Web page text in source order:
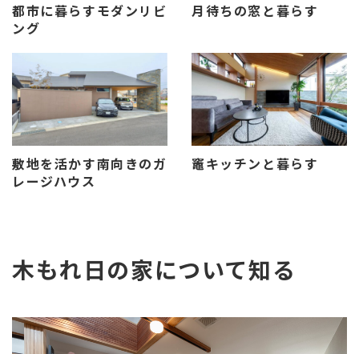
都市に暮らすモダンリビ
ング
月待ちの窓と暮らす
敷地を活かす南向きのガ
レージハウス
竈キッチンと暮らす
木もれ日の家について知る